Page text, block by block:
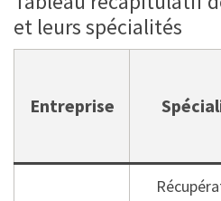
et leurs spécialités
Entreprise